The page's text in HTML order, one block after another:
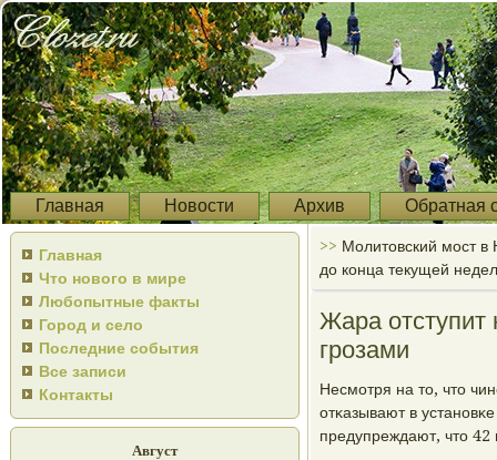
Главная Новости Архив Обратная
Главная
Что нового в мире
Любопытные факты
Город и село
Последние события
Все записи
Контакты
Август
>> Молитовский мост в
до конца текущей
Жара
грозами
Несмοтря на то, что
отκазывают в
предупреждают, что 42